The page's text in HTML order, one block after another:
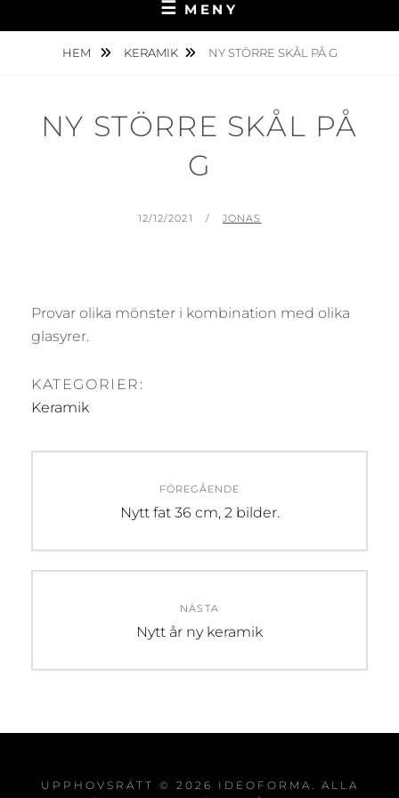
MENY
HEM KERAMIK NY STÖRRE SKÅL PÅ G
NY STÖRRE SKÅL PÅ
G
PUBLICERAT
12/12/2021 AV
JONAS
Provar olika mönster i kombination med olika
glasyrer.
KATEGORIER:
Keramik
FÖREGÅENDE
Föregående
Nytt fat 36 cm, 2 bilder.
NÄSTA
Nästa
Nytt år ny keramik
UPPHOVSRÄTT © 2026 IDEOFORMA. ALLA